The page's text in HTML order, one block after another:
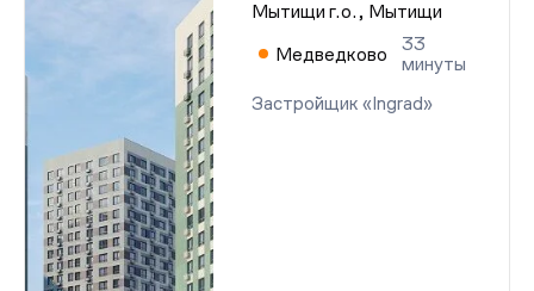
Мытищи г.о., Мытищи
Медведково
33
минуты
Застройщик «Ingrad»